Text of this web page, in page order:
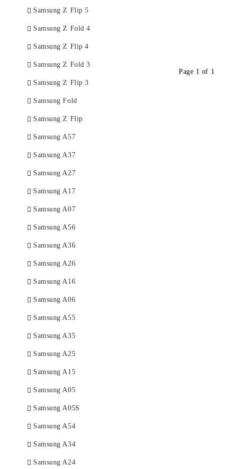
Samsung Z Flip 5
Samsung Z Fold 4
Samsung Z Flip 4
Samsung Z Fold 3
Samsung Z Flip 3
Samsung Fold
Samsung Z Flip
Samsung A57
Samsung A37
Samsung A27
Samsung A17
Samsung A07
Samsung A56
Samsung A36
Samsung A26
Samsung A16
Samsung A06
Samsung A55
Samsung A35
Samsung A25
Samsung A15
Samsung A05
Samsung A05S
Samsung A54
Samsung A34
Samsung A24
Page 1 of 1